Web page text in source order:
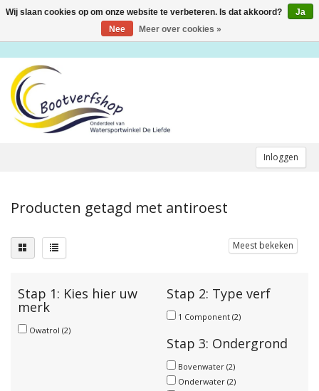
Inloggen
Toggle
Producten getagd met antiroest
Meest bekeken
Stap 1: Kies hier uw
merk
Owatrol (2)
Stap 2: Type verf
1 Component (2)
Stap 3: Ondergrond
Bovenwater (2)
Onderwater (2)
Wij slaan cookies op om onze website te verbeteren. Is dat akkoord?
Ja
Nee
Meer over cookies »